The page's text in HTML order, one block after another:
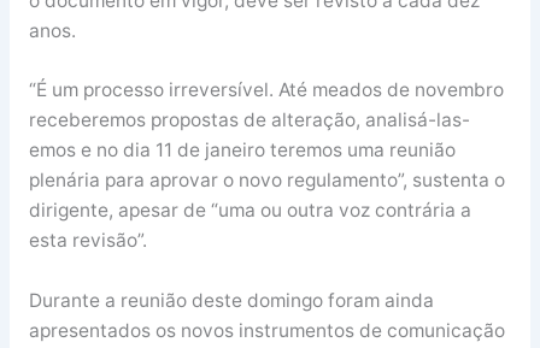
anos.
“É um processo irreversível. Até meados de novembro
receberemos propostas de alteração, analisá-las-
emos e no dia 11 de janeiro teremos uma reunião
plenária para aprovar o novo regulamento”, sustenta o
dirigente, apesar de “uma ou outra voz contrária a
esta revisão”.
Durante a reunião deste domingo foram ainda
apresentados os novos instrumentos de comunicação